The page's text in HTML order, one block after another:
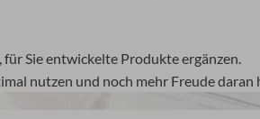
Sie entwickelte Produkte ergänzen.
nutzen und noch mehr Freude daran